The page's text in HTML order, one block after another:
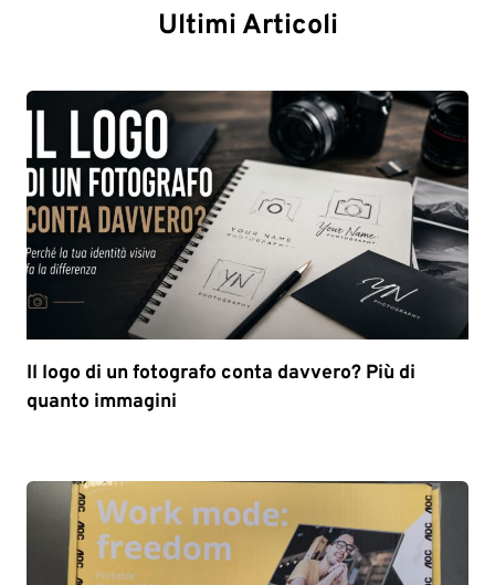
Ultimi Articoli
Il logo di un fotografo conta davvero? Più di
quanto immagini